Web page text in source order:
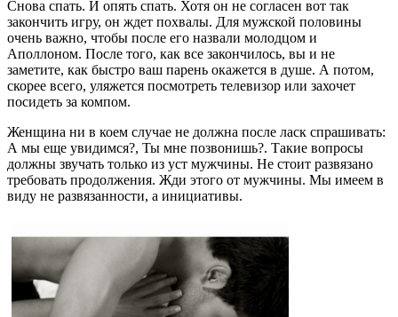
Снова спать. И опять спать. Хотя он не согласен вот так
закончить игру, он ждет похвалы. Для мужской половины
очень важно, чтобы после его назвали молодцом и
Аполлоном. После того, как все закончилось, вы и не
заметите, как быстро ваш парень окажется в душе. А потом,
скорее всего, уляжется посмотреть телевизор или захочет
посидеть за компом.
Женщина ни в коем случае не должна после ласк спрашивать:
А мы еще увидимся?, Ты мне позвонишь?. Такие вопросы
должны звучать только из уст мужчины. Не стоит развязано
требовать продолжения. Жди этого от мужчины. Мы имеем в
виду не развязанности, а инициативы.